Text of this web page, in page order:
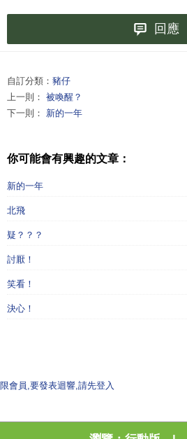
回應
自訂分類： 豬仔
上一則： 被喚醒？
下一則： 新的一年
你可能會有興趣的文章：
新的一年
北飛
疑？？？
討厭！
笑看！
決心！
限會員,要發表迴響,請先登入